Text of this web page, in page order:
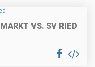
VS. SV RIED